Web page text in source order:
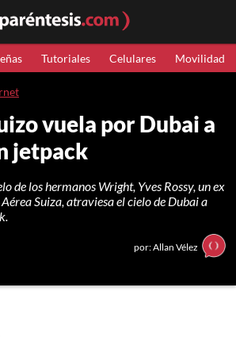
Tutoriales Celulares Movilidad
vuela por Dubai a
jetpack
de los hermanos Wright, Yves Rossy, un ex
Suiza, atraviesa el cielo de Dubai a
por: Allan Vélez